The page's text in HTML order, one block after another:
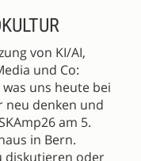
von KI/AI,
und Co:
uns heute bei
neu denken und
am 5.
in Bern.
diskutieren oder